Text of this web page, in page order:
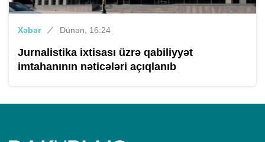
Xəbər Dünən, 16:24
Jurnalistika ixtisası üzrə qabiliyyət
imtahanının nəticələri açıqlanıb